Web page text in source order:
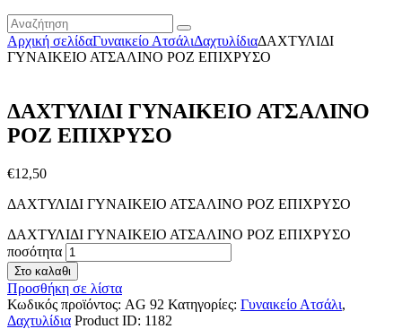
Αρχική σελίδαΓυναικείο ΑτσάλιΔαχτυλίδιαΔΑΧΤΥΛΙΔΙ
ΓΥΝΑΙΚΕΙΟ ΑΤΣΑΛΙΝΟ ΡΟΖ ΕΠΙΧΡΥΣΟ
ΔΑΧΤΥΛΙΔΙ ΓΥΝΑΙΚΕΙΟ ΑΤΣΑΛΙΝΟ
ΡΟΖ ΕΠΙΧΡΥΣΟ
€12,50
ΔΑΧΤΥΛΙΔΙ ΓΥΝΑΙΚΕΙΟ ΑΤΣΑΛΙΝΟ ΡΟΖ ΕΠΙΧΡΥΣΟ
ΔΑΧΤΥΛΙΔΙ ΓΥΝΑΙΚΕΙΟ ΑΤΣΑΛΙΝΟ ΡΟΖ ΕΠΙΧΡΥΣΟ
ποσότητα
Στο καλαθι
Προσθήκη σε λίστα
Κωδικός προϊόντος: AG 92 Κατηγορίες: Γυναικείο Ατσάλι,
Δαχτυλίδια Product ID: 1182